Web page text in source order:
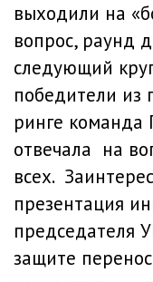
выходили на
вопрос, раунд
следующий
победители из
ринге команда
отвечала на
всех.
презентация
председателя
защите